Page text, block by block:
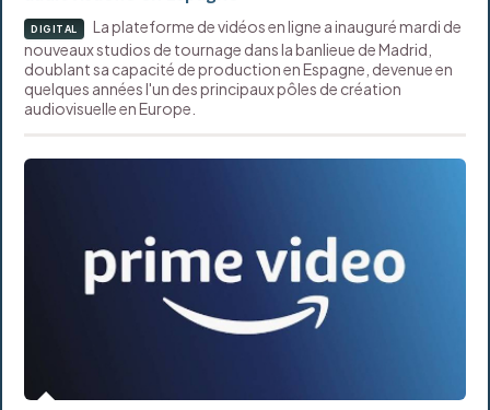
DIGITAL
La plateforme de vidéos en ligne a inauguré mardi de
nouveaux studios de tournage dans la banlieue de Madrid,
doublant sa capacité de production en Espagne, devenue en
quelques années l'un des principaux pôles de création
audiovisuelle en Europe.